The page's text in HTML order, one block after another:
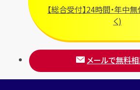
【総合受付】24時間・年中
く)
メールで無料